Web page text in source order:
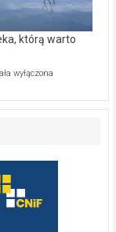
którą warto
wyłączona